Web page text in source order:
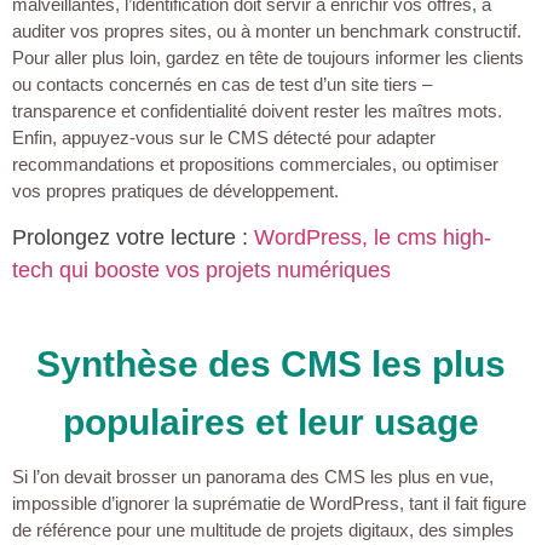
malveillantes, l’identification doit servir à enrichir vos offres, à
auditer vos propres sites, ou à monter un benchmark constructif.
Pour aller plus loin, gardez en tête de toujours informer les clients
ou contacts concernés en cas de test d’un site tiers –
transparence et confidentialité doivent rester les maîtres mots.
Enfin, appuyez-vous sur le CMS détecté pour adapter
recommandations et propositions commerciales, ou optimiser
vos propres pratiques de développement.
Prolongez votre lecture : WordPress, le cms high-
tech qui booste vos projets numériques
Synthèse des CMS les plus
populaires et leur usage
Si l’on devait brosser un panorama des CMS les plus en vue,
impossible d’ignorer la suprématie de WordPress, tant il fait figure
de référence pour une multitude de projets digitaux, des simples